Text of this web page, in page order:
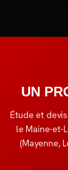
UN
Étude et
le Maine-et-
(Mayenne,